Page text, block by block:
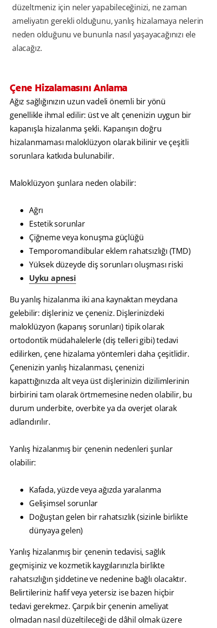
düzeltmeniz için neler yapabileceğinizi, ne zaman
ameliyatın gerekli olduğunu, yanlış hizalamaya nelerin
neden olduğunu ve bununla nasıl yaşayacağınızı ele
alacağız.
Çene Hizalamasını Anlama
Ağız sağlığınızın uzun vadeli önemli bir yönü
genellikle ihmal edilir: üst ve alt çenenizin uygun bir
kapanışla hizalanma şekli. Kapanışın doğru
hizalanmaması maloklüzyon olarak bilinir ve çeşitli
sorunlara katkıda bulunabilir.
Maloklüzyon şunlara neden olabilir:
Ağrı
Estetik sorunlar
Çiğneme veya konuşma güçlüğü
Temporomandibular eklem rahatsızlığı (TMD)
Yüksek düzeyde diş sorunları oluşması riski
Uyku apnesi
Bu yanlış hizalanma iki ana kaynaktan meydana
gelebilir: dişleriniz ve çeneniz. Dişlerinizdeki
maloklüzyon (kapanış sorunları) tipik olarak
ortodontik müdahalelerle (diş telleri gibi) tedavi
edilirken, çene hizalama yöntemleri daha çeşitlidir.
Çenenizin yanlış hizalanması, çenenizi
kapattığınızda alt veya üst dişlerinizin dizilimlerinin
birbirini tam olarak örtmemesine neden olabilir, bu
durum underbite, overbite ya da overjet olarak
adlandırılır.
Yanlış hizalanmış bir çenenin nedenleri şunlar
olabilir:
Kafada, yüzde veya ağızda yaralanma
Gelişimsel sorunlar
Doğuştan gelen bir rahatsızlık (sizinle birlikte
dünyaya gelen)
Yanlış hizalanmış bir çenenin tedavisi, sağlık
geçmişiniz ve kozmetik kaygılarınızla birlikte
rahatsızlığın şiddetine ve nedenine bağlı olacaktır.
Belirtileriniz hafif veya yetersiz ise bazen hiçbir
tedavi gerekmez. Çarpık bir çenenin ameliyat
olmadan nasıl düzeltileceği de dâhil olmak üzere